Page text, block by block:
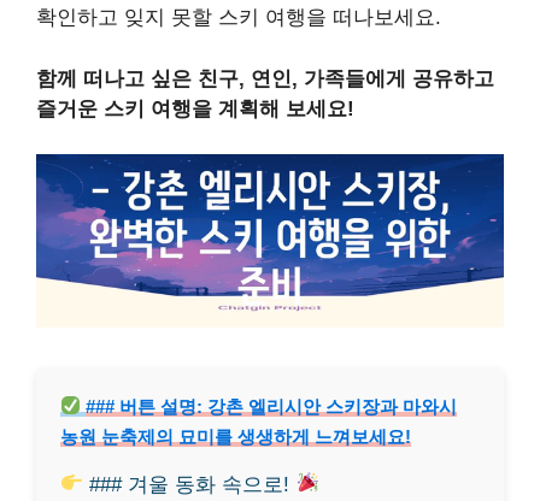
확인하고 잊지 못할 스키 여행을 떠나보세요.
함께 떠나고 싶은 친구, 연인, 가족들에게 공유하고
즐거운 스키 여행을 계획해 보세요!
### 버튼 설명: 강촌 엘리시안 스키장과 마와시
농원 눈축제의 묘미를 생생하게 느껴보세요!
### 겨울 동화 속으로!